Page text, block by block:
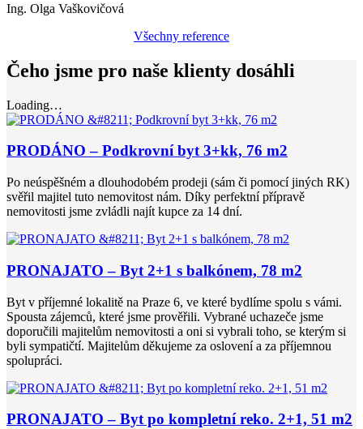
Ing. Olga Vaškovičová
Všechny reference
Čeho jsme pro naše klienty dosáhli
Loading…
PRODÁNO – Podkrovní byt 3+kk, 76 m2
Po neúspěšném a dlouhodobém prodeji (sám či pomocí jiných RK)
svěřil majitel tuto nemovitost nám. Díky perfektní přípravě
nemovitosti jsme zvládli najít kupce za 14 dní.
PRONAJATO – Byt 2+1 s balkónem, 78 m2
Byt v příjemné lokalitě na Praze 6, ve které bydlíme spolu s vámi.
Spousta zájemců, které jsme prověřili. Vybrané uchazeče jsme
doporučili majitelům nemovitosti a oni si vybrali toho, se kterým si
byli sympatičtí. Majitelům děkujeme za oslovení a za příjemnou
spolupráci.
PRONAJATO – Byt po kompletní reko. 2+1, 51 m2